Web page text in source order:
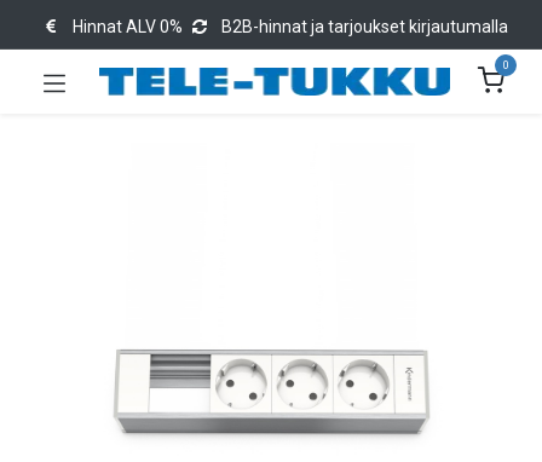
Hinnat ALV 0% B2B-hinnat ja tarjoukset kirjautumalla
0